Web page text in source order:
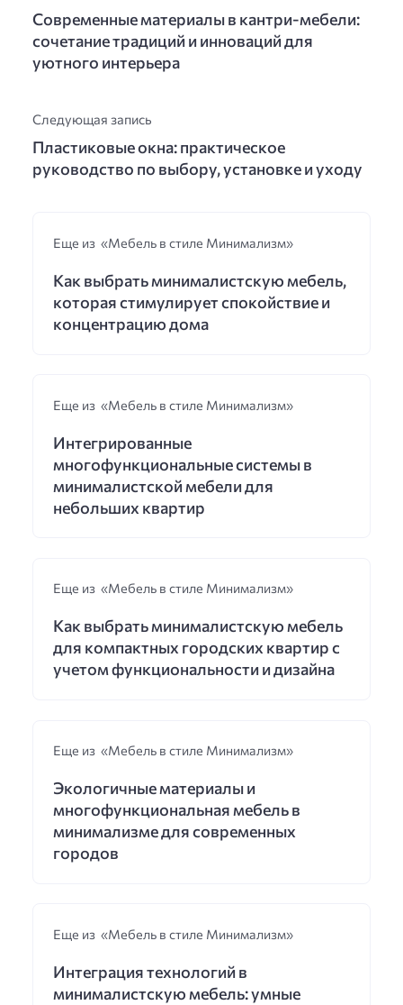
Современные материалы в кантри-мебели:
сочетание традиций и инноваций для
уютного интерьера
Следующая запись
Пластиковые окна: практическое
руководство по выбору, установке и уходу
Еще из «Мебель в стиле Минимализм»
Как выбрать минималистскую мебель,
которая стимулирует спокойствие и
концентрацию дома
Еще из «Мебель в стиле Минимализм»
Интегрированные
многофункциональные системы в
минималистской мебели для
небольших квартир
Еще из «Мебель в стиле Минимализм»
Как выбрать минималистскую мебель
для компактных городских квартир с
учетом функциональности и дизайна
Еще из «Мебель в стиле Минимализм»
Экологичные материалы и
многофункциональная мебель в
минимализме для современных
городов
Еще из «Мебель в стиле Минимализм»
Интеграция технологий в
минималистскую мебель: умные